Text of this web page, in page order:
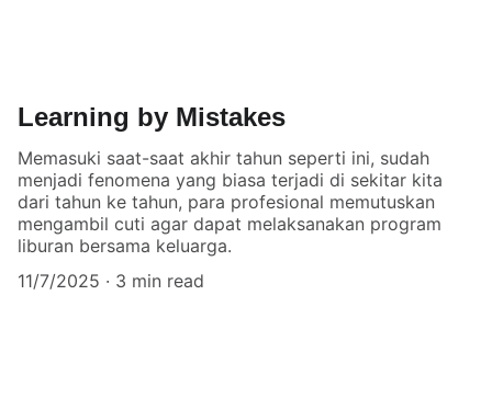
Learning by Mistakes
Memasuki saat-saat akhir tahun seperti ini, sudah
menjadi fenomena yang biasa terjadi di sekitar kita
dari tahun ke tahun, para profesional memutuskan
mengambil cuti agar dapat melaksanakan program
liburan bersama keluarga.
11/7/2025
3 min read